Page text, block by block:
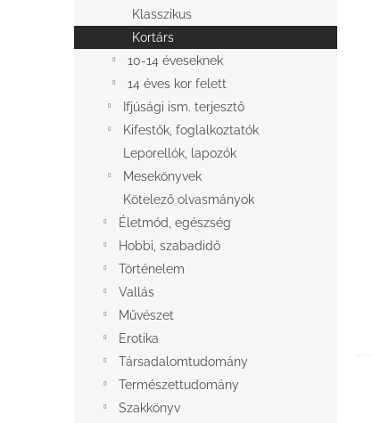
Klasszikus
Kortárs
10-14 éveseknek
14 éves kor felett
Ifjúsági ism. terjesztő
Kifestők, foglalkoztatók
Leporellók, lapozók
Mesekönyvek
Kötelező olvasmányok
Életmód, egészség
Hobbi, szabadidő
Történelem
Vallás
Művészet
Erotika
Társadalomtudomány
Természettudomány
Szakkönyv